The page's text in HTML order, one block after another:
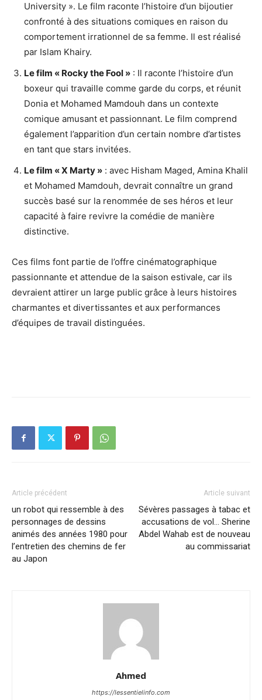
University ». Le film raconte l’histoire d’un bijoutier
confronté à des situations comiques en raison du
comportement irrationnel de sa femme. Il est réalisé
par Islam Khairy.
Le film « Rocky the Fool » : Il raconte l’histoire d’un
boxeur qui travaille comme garde du corps, et réunit
Donia et Mohamed Mamdouh dans un contexte
comique amusant et passionnant. Le film comprend
également l’apparition d’un certain nombre d’artistes
en tant que stars invitées.
Le film « X Marty » : avec Hisham Maged, Amina Khalil
et Mohamed Mamdouh, devrait connaître un grand
succès basé sur la renommée de ses héros et leur
capacité à faire revivre la comédie de manière
distinctive.
Ces films font partie de l’offre cinématographique
passionnante et attendue de la saison estivale, car ils
devraient attirer un large public grâce à leurs histoires
charmantes et divertissantes et aux performances
d’équipes de travail distinguées.
Article précédent
un robot qui ressemble à des
personnages de dessins
animés des années 1980 pour
l’entretien des chemins de fer
au Japon
Article suivant
Sévères passages à tabac et
accusations de vol… Sherine
Abdel Wahab est de nouveau
au commissariat
Ahmed
https://lessentielinfo.com